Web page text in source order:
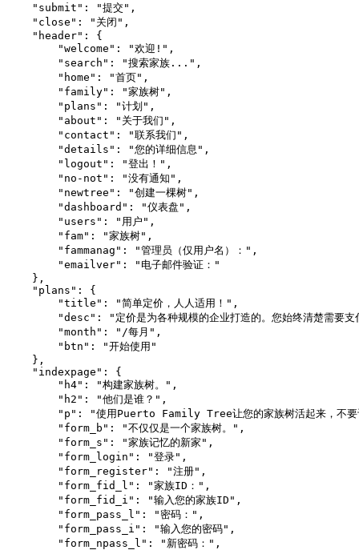
    "submit": "提交",
    "close": "关闭",
    "header": {
        "welcome": "欢迎!",
        "search": "搜索家族...",
        "home": "首页",
        "family": "家族树",
        "plans": "计划",
        "about": "关于我们",
        "contact": "联系我们",
        "details": "您的详细信息",
        "logout": "登出！",
        "no-not": "没有通知",
        "newtree": "创建一棵树",
        "dashboard": "仪表盘",
        "users": "用户",
        "fam": "家族树",
        "fammanag": "管理员（仅用户名）：",
        "emailver": "电子邮件验证："
    },
    "plans": {
        "title": "简单定价，人人适用！",
"desc": "定价是为各种规模的企业打造的。您始终清楚需要
        "month": "/每月",
        "btn": "开始使用"
    },
    "indexpage": {
        "h4": "构建家族树。",
        "h2": "他们是谁？",
"p": "使用Puerto Family Tree让您的家族树活起来，不要
        "form_b": "不仅仅是一个家族树。",
        "form_s": "家族记忆的新家",
        "form_login": "登录",
        "form_register": "注册",
        "form_fid_l": "家族ID：",
        "form_fid_i": "输入您的家族ID",
        "form_pass_l": "密码：",
        "form_pass_i": "输入您的密码",
        "form_npass_l": "新密码：",